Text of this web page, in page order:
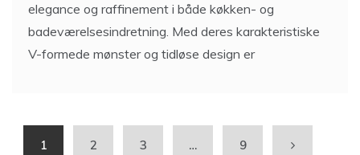
elegance og raffinement i både køkken- og
badeværelsesindretning. Med deres karakteristiske
V-formede mønster og tidløse design er
1 2 3 … 9